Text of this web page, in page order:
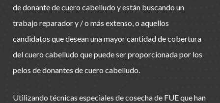
de donante de cuero cabelludo y están buscando un
trabajo reparador y / o más extenso, o aquellos
candidatos que desean una mayor cantidad de cobertura
del cuero cabelludo que puede ser proporcionada por los
pelos de donantes de cuero cabelludo.
Utilizando técnicas especiales de cosecha de FUE que han